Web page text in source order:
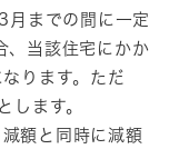
までの間に一定
、当該住宅にかか
ります。ただ
します。
額と同時に減額